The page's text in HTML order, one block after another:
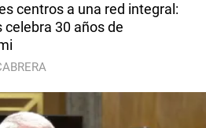
centros a una red integral:
30 años de